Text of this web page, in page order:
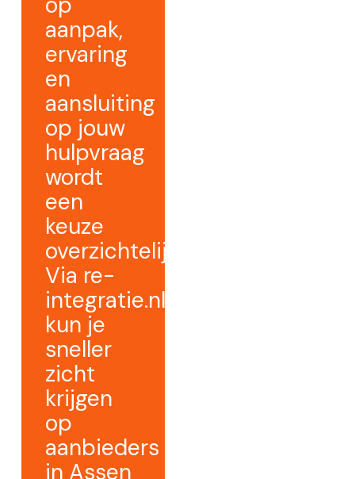
aanpak,
ervaring
en
aansluiting
op jouw
hulpvraag
wordt
een
keuze
overzichtelijker.
Via re-
integratie.nl
kun je
sneller
zicht
krijgen
op
aanbieders
in Assen